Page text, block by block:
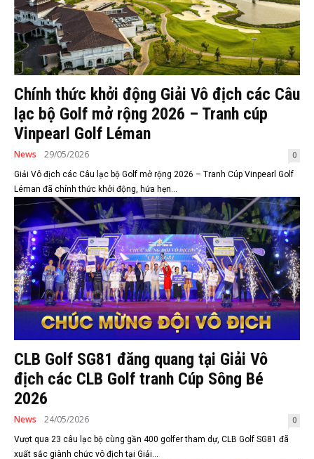
Chính thức khởi động Giải Vô địch các Câu
lạc bộ Golf mở rộng 2026 – Tranh cúp
Vinpearl Golf Léman
News 29/05/2026 0
Giải Vô địch các Câu lạc bộ Golf mở rộng 2026 – Tranh Cúp Vinpearl Golf
Léman đã chính thức khởi động, hứa hẹn...
CLB Golf SG81 đăng quang tại Giải Vô
địch các CLB Golf tranh Cúp Sông Bé
2026
News 24/05/2026 0
Vượt qua 23 câu lạc bộ cùng gần 400 golfer tham dự, CLB Golf SG81 đã
xuất sắc giành chức vô địch tại Giải...